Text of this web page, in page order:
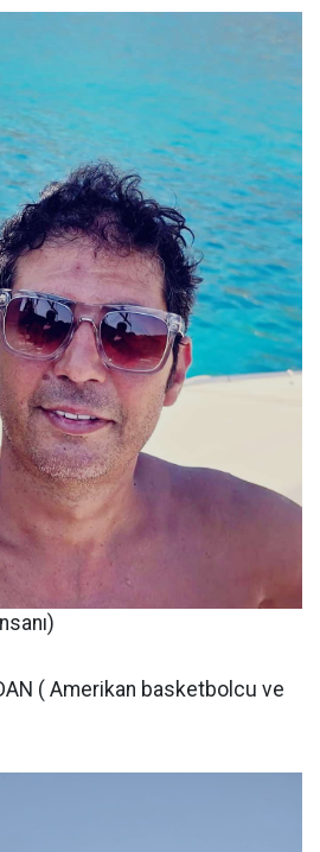
( Amerikan basketbolcu ve